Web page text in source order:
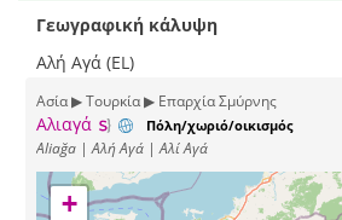
Γεωγραφική κάλυψη
Αλή Αγά (EL)
Ασία ▶ Τουρκία ▶ Επαρχία Σμύρνης
Αλιαγά Πόλη/χωριό/οικισμός
Aliağa | Αλή Αγά | Αλί Αγά
+